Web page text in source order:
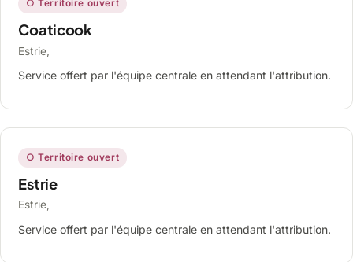
○ Territoire ouvert
Coaticook
Estrie,
Service offert par l'équipe centrale en attendant l'attribution.
○ Territoire ouvert
Estrie
Estrie,
Service offert par l'équipe centrale en attendant l'attribution.